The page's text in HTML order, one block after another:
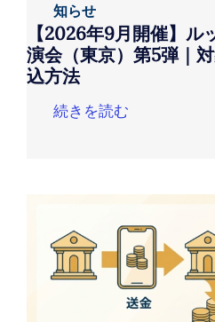
知らせ
【2026年9月開催】ル
演会（東京）第5弾｜
込方法
続きを読む